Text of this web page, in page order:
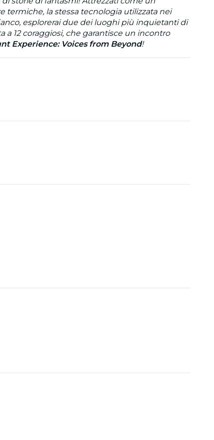
termiche, la stessa tecnologia utilizzata nei
esplorerai due dei luoghi più inquietanti di
12 coraggiosi, che garantisce un incontro
Experience: Voices from Beyond!